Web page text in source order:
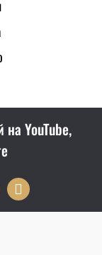
YouTube,